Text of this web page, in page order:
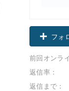
フォ
前回オンラ
返信率：
返信まで：